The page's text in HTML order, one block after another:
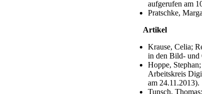
aufgerufen am
Pratschke,
Artikel
Krause, Celia;
in den Bild- und
Hoppe,
Arbeitskreis
am 24.11.2013).
Tunsch,